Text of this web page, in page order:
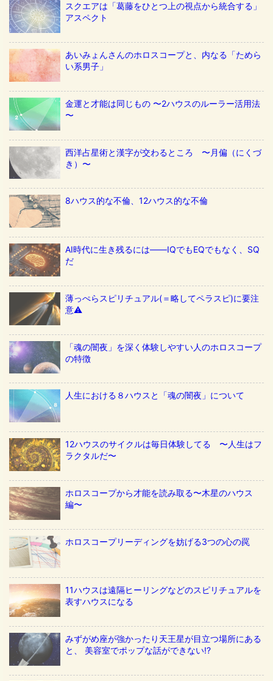
スクエアは「葛藤をひとつ上の視点から統合する」
アスペクト
あいみょんさんのホロスコープと、内なる「ためら
い系男子」
金運と才能は同じもの 〜2ハウスのルーラー活用法
〜
西洋占星術と漢字が交わるところ 〜月偏（にくづ
き）〜
8ハウス的な不倫、12ハウス的な不倫
AI時代に生き残るには——IQでもEQでもなく、SQ
だ
薄っぺらスピリチュアル(＝略してペラスピ)に要注
意⚠️
「魂の闇夜」を深く体験しやすい人のホロスコープ
の特徴
人生における８ハウスと「魂の闇夜」について
12ハウスのサイクルは毎日体験してる 〜人生はフ
ラクタルだ〜
ホロスコープから才能を読み取る〜木星のハウス
編〜
ホロスコープリーディングを妨げる3つの心の罠
11ハウスは遠隔ヒーリングなどのスピリチュアルを
表すハウスになる
みずがめ座が強かったり天王星が目立つ場所にある
と、 美容室でポップな話ができない!?